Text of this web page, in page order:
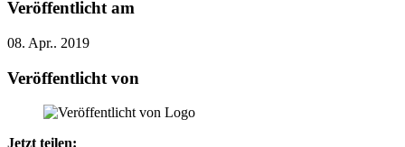
Veröffentlicht am
08. Apr.. 2019
Veröffentlicht von
Jetzt teilen: